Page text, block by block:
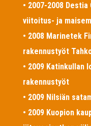
• 2007-2008
viitoitus- ja
• 2008 Marinetek
rakennustyöt
• 2009 Katinkullan
rakennustyöt
• 2009 Nilsiän
• 2009 Kuopion